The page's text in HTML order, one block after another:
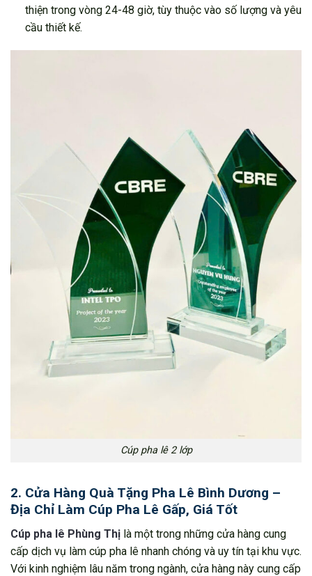
thiện trong vòng 24-48 giờ, tùy thuộc vào số lượng và yêu
cầu thiết kế.
Cúp pha lê 2 lớp
2. Cửa Hàng Quà Tặng Pha Lê Bình Dương –
Địa Chỉ Làm Cúp Pha Lê Gấp, Giá Tốt
Cúp pha lê Phùng Thị là một trong những cửa hàng cung
cấp dịch vụ làm cúp pha lê nhanh chóng và uy tín tại khu vực.
Với kinh nghiệm lâu năm trong ngành, cửa hàng này cung cấp